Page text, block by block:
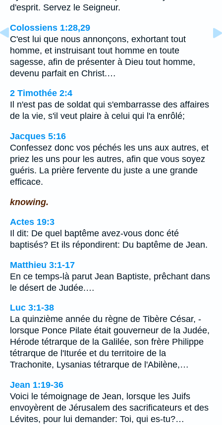
d'esprit. Servez le Seigneur.
Colossiens 1:28,29
C'est lui que nous annonçons, exhortant tout
homme, et instruisant tout homme en toute
sagesse, afin de présenter à Dieu tout homme,
devenu parfait en Christ.…
2 Timothée 2:4
Il n'est pas de soldat qui s'embarrasse des affaires
de la vie, s'il veut plaire à celui qui l'a enrôlé;
Jacques 5:16
Confessez donc vos péchés les uns aux autres, et
priez les uns pour les autres, afin que vous soyez
guéris. La prière fervente du juste a une grande
efficace.
knowing.
Actes 19:3
Il dit: De quel baptême avez-vous donc été
baptisés? Et ils répondirent: Du baptême de Jean.
Matthieu 3:1-17
En ce temps-là parut Jean Baptiste, prêchant dans
le désert de Judée.…
Luc 3:1-38
La quinzième année du règne de Tibère César, -
lorsque Ponce Pilate était gouverneur de la Judée,
Hérode tétrarque de la Galilée, son frère Philippe
tétrarque de l'Iturée et du territoire de la
Trachonite, Lysanias tétrarque de l'Abilène,…
Jean 1:19-36
Voici le témoignage de Jean, lorsque les Juifs
envoyèrent de Jérusalem des sacrificateurs et des
Lévites, pour lui demander: Toi, qui es-tu?…